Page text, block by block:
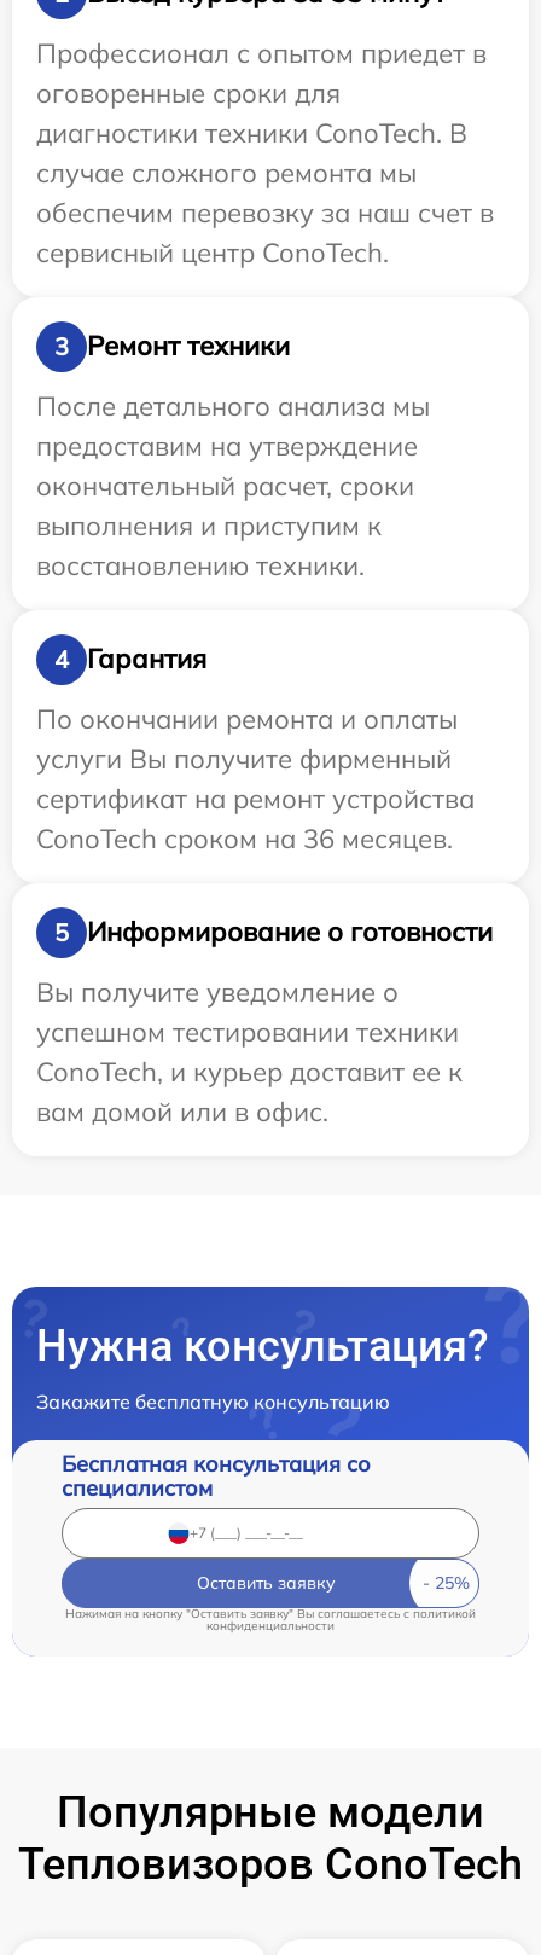
Профессионал с опытом приедет в
оговоренные сроки для
диагностики техники ConoTech. В
случае сложного ремонта мы
обеспечим перевозку за наш счет в
сервисный центр ConoTech.
3
Ремонт техники
После детального анализа мы
предоставим на утверждение
окончательный расчет, сроки
выполнения и приступим к
восстановлению техники.
4
Гарантия
По окончании ремонта и оплаты
услуги Вы получите фирменный
сертификат на ремонт устройства
ConoTech сроком на 36 месяцев.
5
Информирование о готовности
Вы получите уведомление о
успешном тестировании техники
ConoTech, и курьер доставит ее к
вам домой или в офис.
Нужна консультация?
Закажите бесплатную консультацию
Бесплатная консультация со
специалистом
Оставить заявку
Нажимая на кнопку "Оставить заявку" Вы соглашаетесь cполитикой
конфиденциальности
Популярные модели
Тепловизоров ConoTech